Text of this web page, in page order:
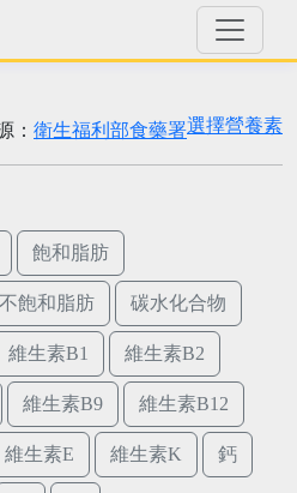
選擇營養素
： 衛生福利部食藥署
飽和脂肪
飽和脂肪 碳水化合物
維生素B1 維生素B2
維生素B9 維生素B12
維生素E 維生素K 鈣